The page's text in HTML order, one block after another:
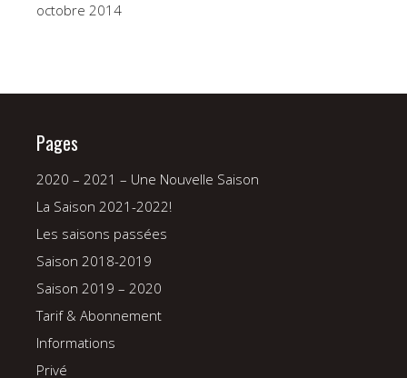
octobre 2014
Pages
2020 – 2021 – Une Nouvelle Saison
La Saison 2021-2022!
Les saisons passées
Saison 2018-2019
Saison 2019 – 2020
Tarif & Abonnement
Informations
Privé